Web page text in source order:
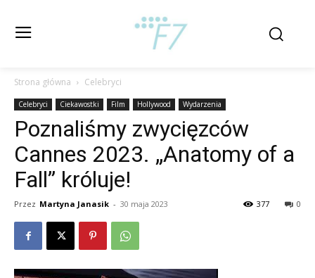
Strona główna Celebryci
Celebryci Ciekawostki Film Hollywood Wydarzenia
Poznaliśmy zwycięzców
Cannes 2023. „Anatomy of a
Fall” króluje!
Przez Martyna Janasik - 30 maja 2023 0
377